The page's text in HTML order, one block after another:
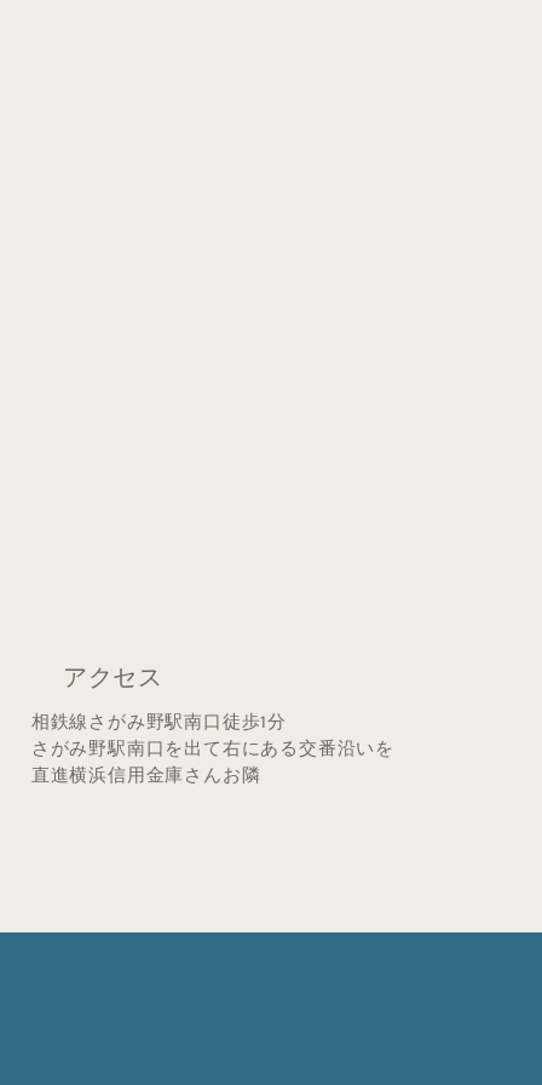
アクセス
相鉄線さがみ野駅南口徒歩1分
さがみ野駅南口を出て右にある交番沿いを
直進横浜信用金庫さんお隣